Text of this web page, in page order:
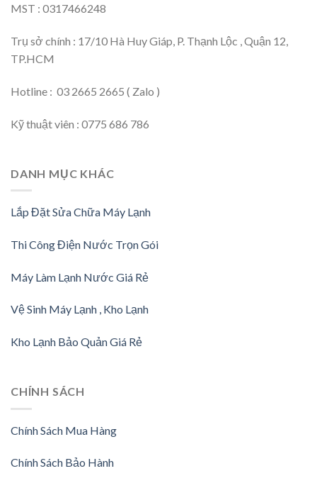
MST : 0317466248
Trụ sở chính : 17/10 Hà Huy Giáp, P. Thạnh Lộc , Quận 12,
TP.HCM
Hotline : 03 2665 2665 ( Zalo )
Kỹ thuật viên : 0775 686 786
DANH MỤC KHÁC
Lắp Đặt Sửa Chữa Máy Lạnh
Thi Công Điện Nước Trọn Gói
Máy Làm Lạnh Nước Giá Rẻ
Vệ Sinh Máy Lạnh , Kho Lạnh
Kho Lạnh Bảo Quản Giá Rẻ
CHÍNH SÁCH
Chính Sách Mua Hàng
Chính Sách Bảo Hành